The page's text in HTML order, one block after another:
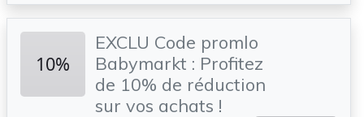
10%
EXCLU Code promlo
Babymarkt : Profitez
de 10% de réduction
sur vos achats !